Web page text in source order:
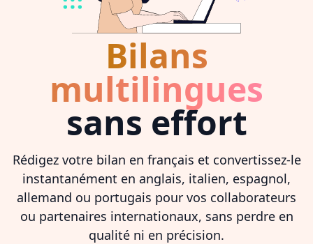
Bilans
multilingues
sans effort
Rédigez votre bilan en français et convertissez-le
instantanément en anglais, italien, espagnol,
allemand ou portugais pour vos collaborateurs
ou partenaires internationaux, sans perdre en
qualité ni en précision.